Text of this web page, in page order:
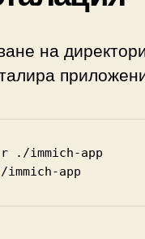
на
./immich-app
app